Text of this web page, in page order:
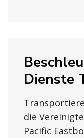
Dienste
die
Pacific